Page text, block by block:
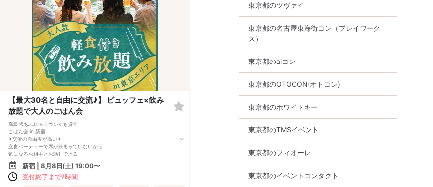
街コン 公務員 東京都 新宿
【最大30名と自由に交流♪】 ビュッフェ×飲み
放題で大人のごはん会
高級感あふれるラウンジを貸切
ごはん会 in 新宿
✦交流の自由度が高い✦
立食パーティーで席が決まっていないから
気になるお相手とお話しできる
✦スタッフ常駐で安心✦
「話に入れるか不安」「一人になったらどうしよう」
スタッフが全力でサポートいたします♪
新宿 | 8月8日(土) 19:00〜
受付終了まで7時間
東京都のツヴァイ
東京都の名古屋東海街コン（プレイワーク
ス）
東京都のaiコン
東京都のOTOCON(オトコン)
東京都のホワイトキー
東京都のTMSイベント
東京都のフィオーレ
東京都のイベントコンタクト